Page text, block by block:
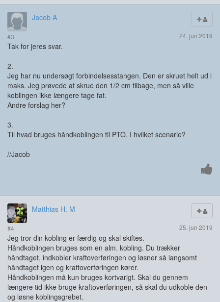
Jacob A
#3 24. jun 2019
Tak for jeres svar.
2.
Jeg har nu undersøgt forbindelsesstangen. Den er skruet helt ud i
maks. Jeg prøvede at skrue den 1/2 cm tilbage, men så ville
koblingen ikke længere tage fat.
Andre forslag her?
3.
Til hvad bruges håndkoblingen til PTO. I hvilket scenarie?
//Jacob
Matthias H. M
#4 25. jun 2019
Jeg tror din kobling er færdig og skal skiftes.
Håndkoblingen bruges som en alm. kobling. Du trækker
håndtaget, indkobler kraftoverføringen og løsner så langsomt
håndtaget igen og kraftoverføringen kører.
Håndkoblingen må kun bruges kortvarigt. Skal du gennem
længere tid ikke bruge kraftoverføringen, så skal du udkoble den
og løsne koblingsgrebet.